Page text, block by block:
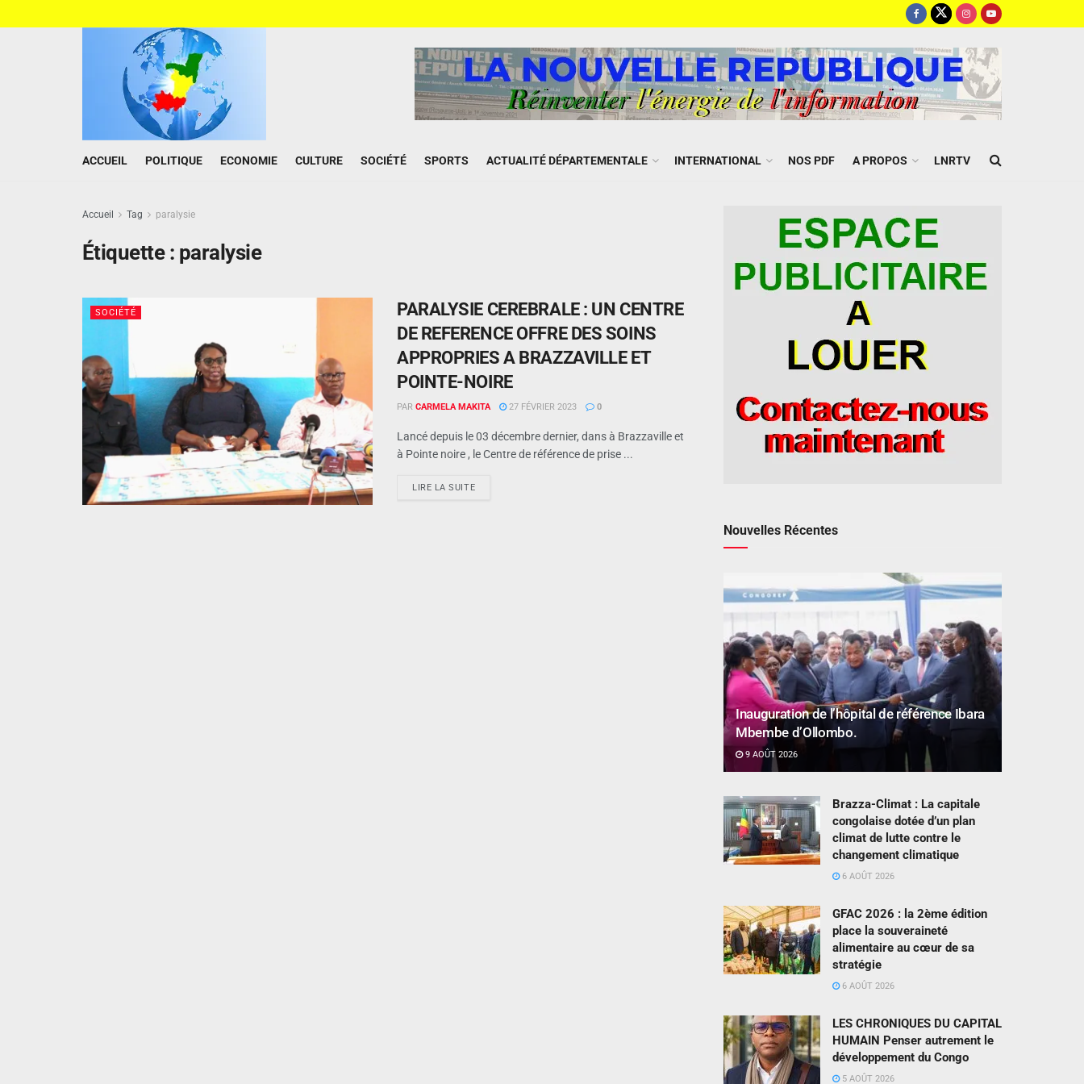
ACCUEIL POLITIQUE ECONOMIE CULTURE SOCIÉTÉ SPORTS ACTUALITÉ DÉPARTEMENTALE INTERNATIONAL NOS PDF A PROPOS LNRTV
Accueil Tag paralysie
Étiquette : paralysie
SOCIÉTÉ
PARALYSIE CEREBRALE : UN CENTRE
DE REFERENCE OFFRE DES SOINS
APPROPRIES A BRAZZAVILLE ET
POINTE-NOIRE
PAR CARMELA MAKITA 27 FÉVRIER 2023 0
Lancé depuis le 03 décembre dernier, dans à Brazzaville et
à Pointe noire , le Centre de référence de prise ...
LIRE LA SUITE
Nouvelles Récentes
Inauguration de l’hôpital de référence Ibara
Mbembe d’Ollombo.
9 AOÛT 2026
Brazza-Climat : La capitale
congolaise dotée d’un plan
climat de lutte contre le
changement climatique
6 AOÛT 2026
GFAC 2026 : la 2ème édition
place la souveraineté
alimentaire au cœur de sa
stratégie
6 AOÛT 2026
LES CHRONIQUES DU CAPITAL
HUMAIN Penser autrement le
développement du Congo
5 AOÛT 2026